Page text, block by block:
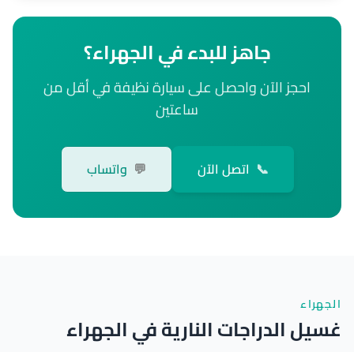
جاهز للبدء في الجهراء؟
احجز الآن واحصل على سيارة نظيفة في أقل من
ساعتين
📞 اتصل الآن 💬 واتساب
الجهراء
غسيل الدراجات النارية في الجهراء